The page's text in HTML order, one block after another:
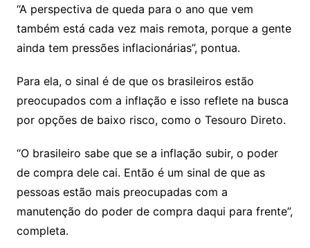
“A perspectiva de queda para o ano que vem
também está cada vez mais remota, porque a gente
ainda tem pressões inflacionárias”, pontua.
Para ela, o sinal é de que os brasileiros estão
preocupados com a inflação e isso reflete na busca
por opções de baixo risco, como o Tesouro Direto.
“O brasileiro sabe que se a inflação subir, o poder
de compra dele cai. Então é um sinal de que as
pessoas estão mais preocupadas com a
manutenção do poder de compra daqui para frente”,
completa.